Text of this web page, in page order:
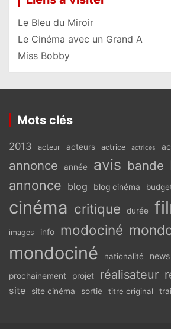
Le Bleu du Miroir
Le Cinéma avec un Grand A
Miss Bobby
Mots clés
2013 acteur acteurs actrice actrices
annonce année avis bande
annonce blog blog cinéma
cinéma critique durée
images info modociné
mondociné nationalité news
prochainement projet réalisateur
site site cinéma sortie titre original